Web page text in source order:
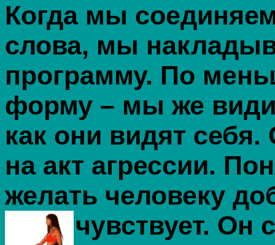
Когда мы
слова, мы
программу. По
форму – мы же
как они видят
на акт агрессии.
желать человеку
чувствует. Он